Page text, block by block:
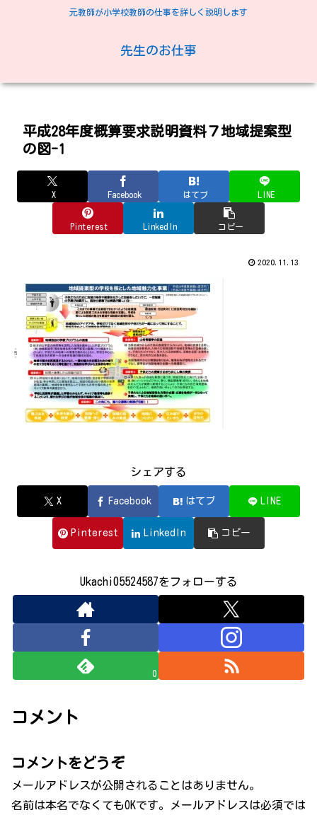
元教師が小学校教師の仕事を詳しく説明します
先生のお仕事
平成28年度概算要求説明資料７地域提案型
の図-1
X Facebook はてブ LINE
Pinterest LinkedIn コピー
2020.11.13
シェアする
X Facebook はてブ LINE
Pinterest LinkedIn コピー
Ukachi05524587をフォローする
0
コメント
コメントをどうぞ
メールアドレスが公開されることはありません。
名前は本名でなくてもOKです。メールアドレスは必須では